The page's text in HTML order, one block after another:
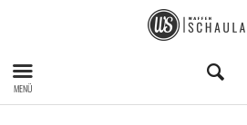
MENÜ